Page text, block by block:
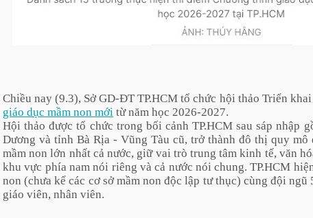
Chiều nay (9.3), Sở GD-ĐT TP.HCM tổ chức hội thảo Triển
giáo dục mầm non mới từ năm học 2026-2027.
Hội thảo được tổ chức trong bối cảnh TP.HCM sau sáp nhập
Dương và tỉnh Bà Rịa - Vũng Tàu cũ, trở thành đô thị quy mô
mầm non lớn nhất cả nước, giữ vai trò trung tâm kinh tế, văn
khu vực phía nam nói riêng và cả nước nói chung. TP.HCM
non (chưa kể các cơ sở mầm non độc lập tư thục) cùng đội ngũ
giáo viên, nhân viên.